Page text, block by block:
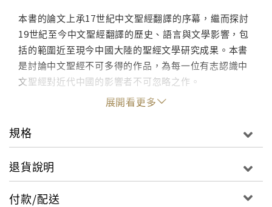
本書的論文上承17世紀中文聖經翻譯的序幕，繼而探討
19世紀至今中文聖經翻譯的歷史、語言與文學影響，包
括的範圍近至現今中國大陸的聖經文學研究成果。本書
是討論中文聖經不可多得的作品，為每一位有志認識中
文聖經對近代中國的影響者不可忽略之作。
展開看更多
規格
退貨說明
付款/配送